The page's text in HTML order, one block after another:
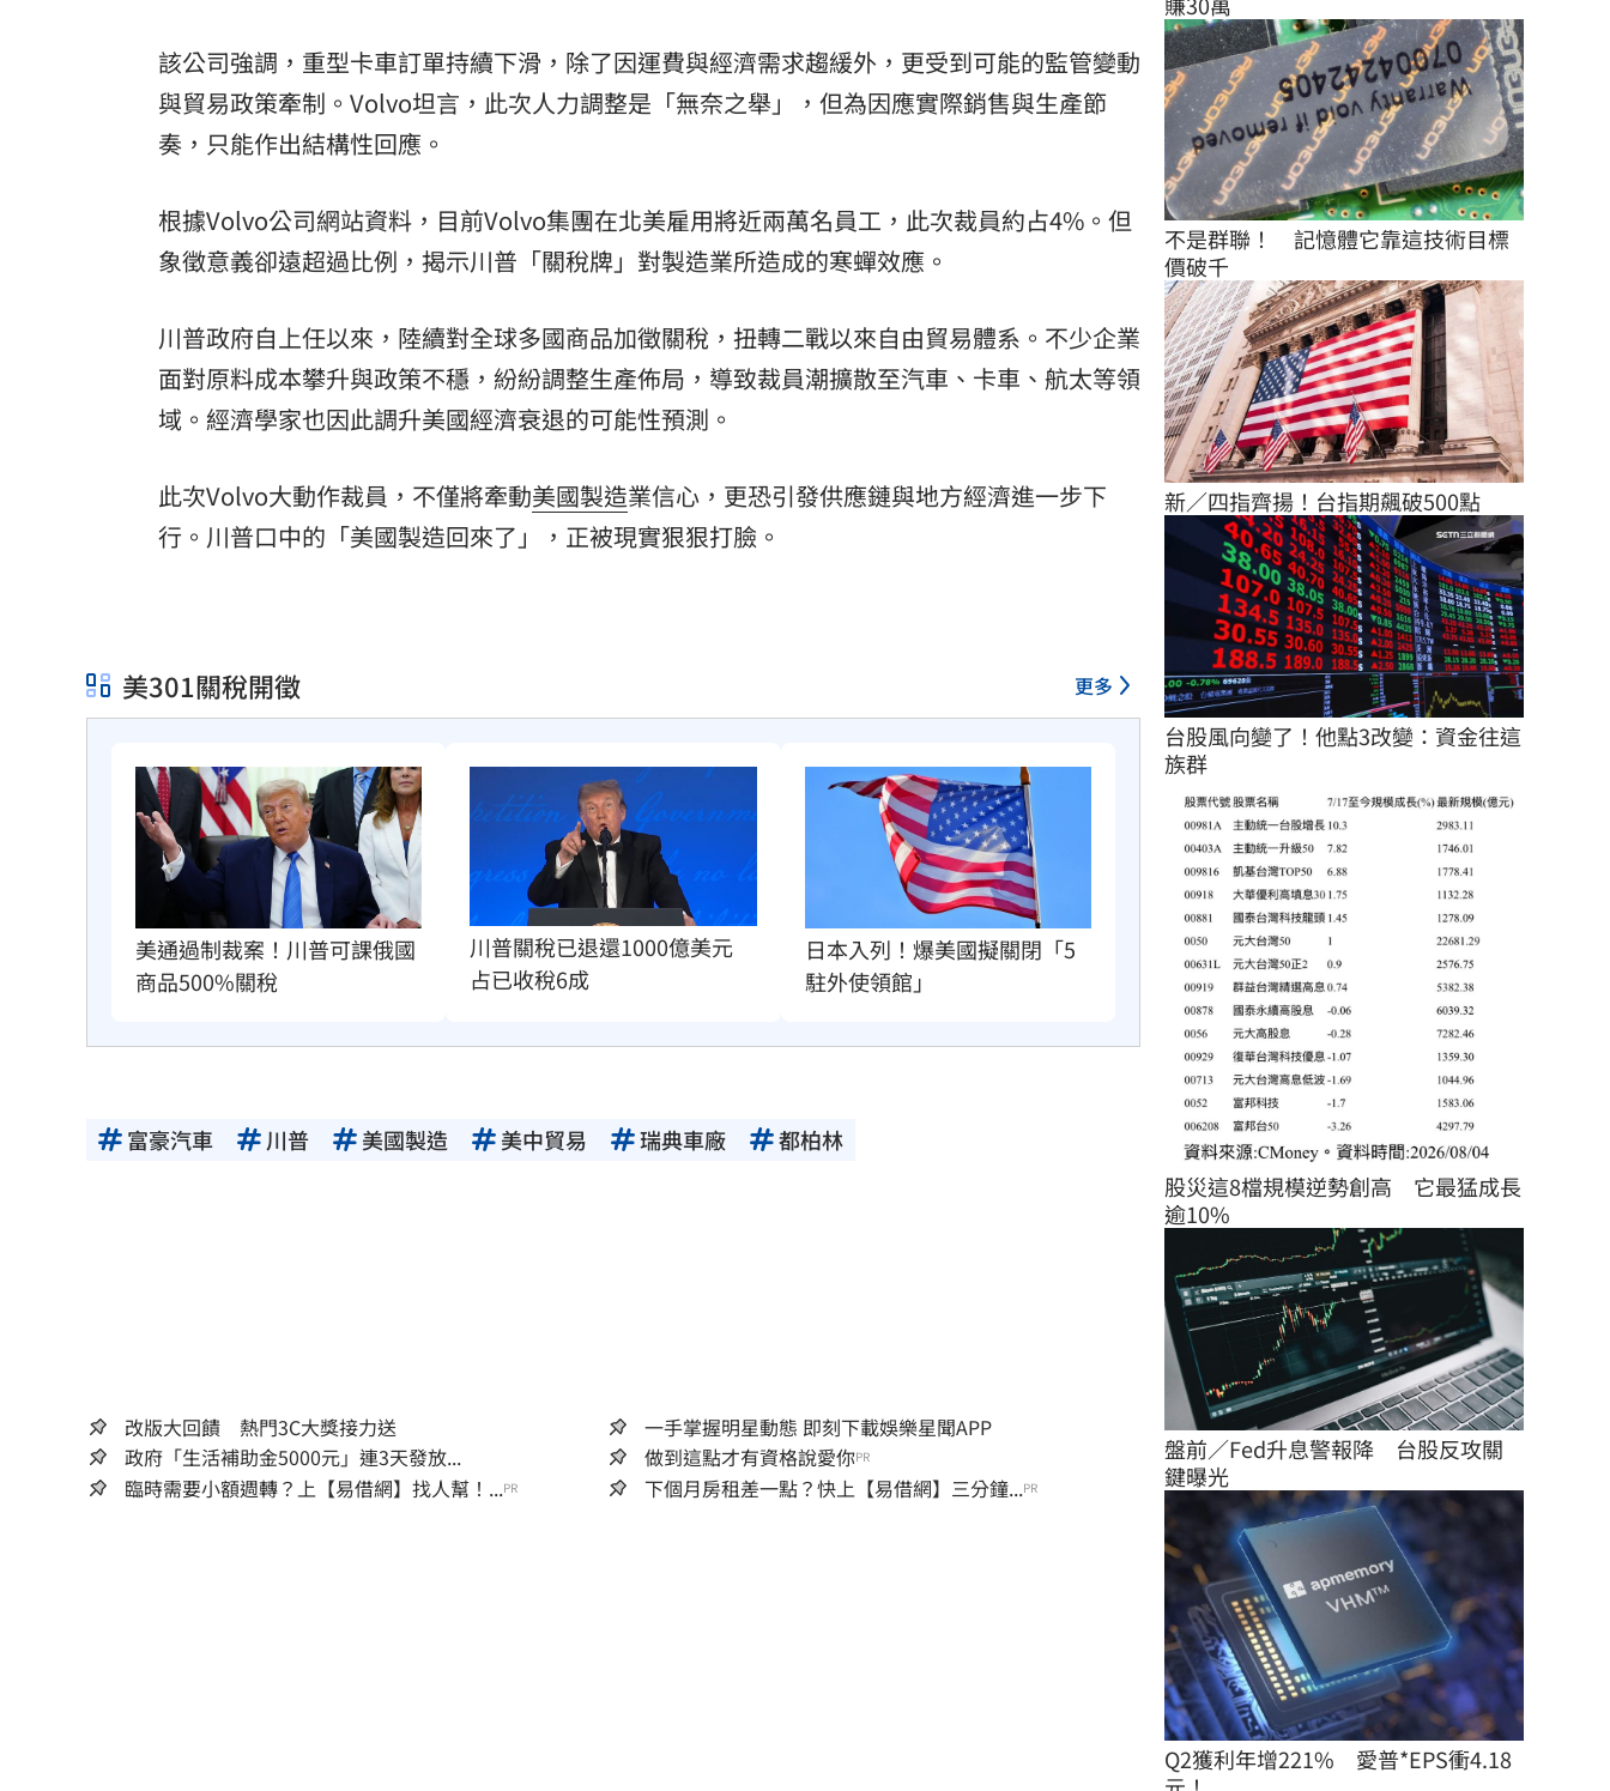
該公司強調，重型卡車訂單持續下滑，除了因運費與經濟需求趨緩外，更受到可能的監管變動
與貿易政策牽制。Volvo坦言，此次人力調整是「無奈之舉」，但為因應實際銷售與生產節
奏，只能作出結構性回應。
根據Volvo公司網站資料，目前Volvo集團在北美雇用將近兩萬名員工，此次裁員約占4%。但
象徵意義卻遠超過比例，揭示川普「關稅牌」對製造業所造成的寒蟬效應。
川普政府自上任以來，陸續對全球多國商品加徵關稅，扭轉二戰以來自由貿易體系。不少企業
面對原料成本攀升與政策不穩，紛紛調整生產佈局，導致裁員潮擴散至汽車、卡車、航太等領
域。經濟學家也因此調升美國經濟衰退的可能性預測。
此次Volvo大動作裁員，不僅將牽動美國製造業信心，更恐引發供應鏈與地方經濟進一步下
行。川普口中的「美國製造回來了」，正被現實狠狠打臉。
美301關稅開徵 更多
美通過制裁案！川普可課俄國
商品500%關稅
川普關稅已退還1000億美元
占已收稅6成
日本入列！爆美國擬關閉「5
駐外使領館」
富豪汽車 川普 美國製造 美中貿易 瑞典車廠 都柏林
改版大回饋 熱門3C大獎接力送
一手掌握明星動態 即刻下載娛樂星聞APP
政府「生活補助金5000元」連3天發放...
做到這點才有資格說愛你PR
臨時需要小額週轉？上【易借網】找人幫！...PR 下個月房租差一點？快上【易借網】三分鐘...PR
不是群聯！　記憶體它靠這技術目標
價破千
新／四指齊揚！台指期飆破500點
台股風向變了！他點3改變：資金往這
族群
股災這8檔規模逆勢創高　它最猛成長
逾10%
盤前／Fed升息警報降　台股反攻關
鍵曝光
Q2獲利年增221%　愛普*EPS衝4.18